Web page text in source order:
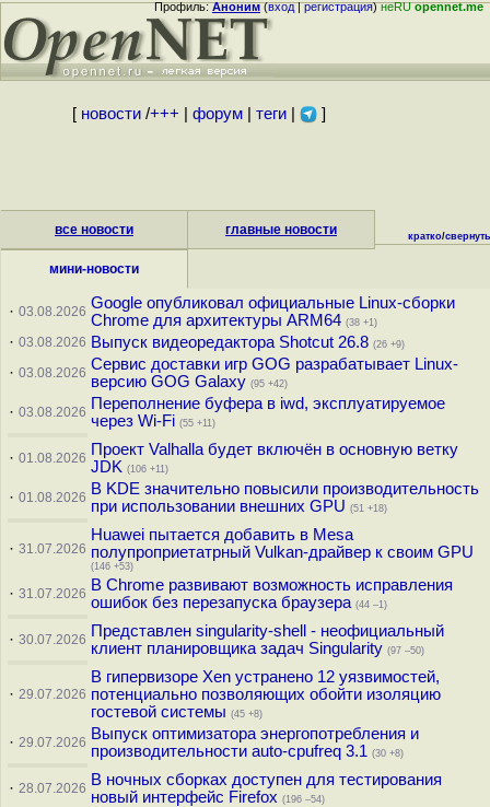
Профиль:Аноним(вход|регистрация)неRUopennet.me
[ новости/+++ форум| теги| ]
все новости главные новости
мини-новости
кратко/свернуть
· 03.08.2026 Google опубликовал официальные Linux-сборки
Chrome для архитектуры ARM64 (38 +1)
· 03.08.2026 Выпуск видеоредактора Shotcut 26.8 (26 +9)
· 03.08.2026 Сервис доставки игр GOG разрабатывает Linux-
версию GOG Galaxy (95 +42)
· 03.08.2026 Переполнение буфера в iwd, эксплуатируемое
через Wi-Fi (55 +11)
· 01.08.2026 Проект Valhalla будет включён в основную ветку
JDK (106 +11)
· 01.08.2026 В KDE значительно повысили производительность
при использовании внешних GPU (51 +18)
· 31.07.2026
Huawei пытается добавить в Mesa
полупроприетатрный Vulkan-драйвер к своим GPU
(146 +53)
· 31.07.2026 В Chrome развивают возможность исправления
ошибок без перезапуска браузера (44 –1)
· 30.07.2026 Представлен singularity-shell - неофициальный
клиент планировщика задач Singularity (97 –50)
· 29.07.2026
В гипервизоре Xen устранено 12 уязвимостей,
потенциально позволяющих обойти изоляцию
гостевой системы (45 +8)
· 29.07.2026 Выпуск оптимизатора энергопотребления и
производительности auto-cpufreq 3.1 (30 +8)
· 28.07.2026 В ночных сборках доступен для тестирования
новый интерфейс Firefox (196 –54)